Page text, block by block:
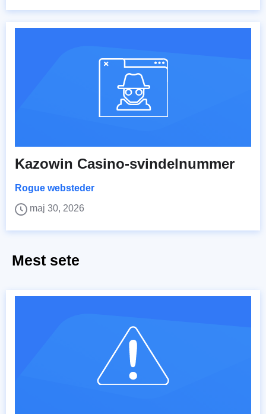
Kazowin Casino-svindelnummer
Rogue websteder
maj 30, 2026
Mest sete